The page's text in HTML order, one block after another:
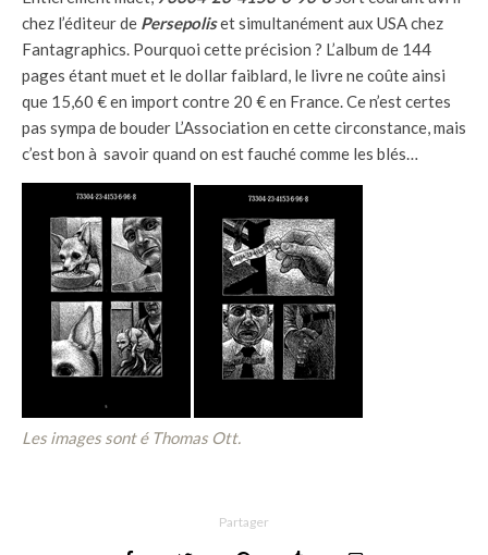
chez l’éditeur de Persepoliset simultanément aux USA chez
Fantagraphics. Pourquoi cette précision ? L’album de 144
pages étant muet et le dollar faiblard, le livre ne coûte ainsi
que 15,60 € en import contre 20 € en France. Ce n’est certes
pas sympa de bouder L’Association en cette circonstance, mais
c’est bon à savoir quand on est fauché comme les blés…
Les images sont é Thomas Ott.
Partager